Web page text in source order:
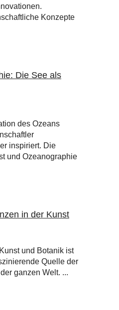
Konzepte
Die See als
des Ozeans
inspiriert. Die
und Ozeanographie
in der Kunst
und Botanik ist
Quelle der
ganzen Welt. ...